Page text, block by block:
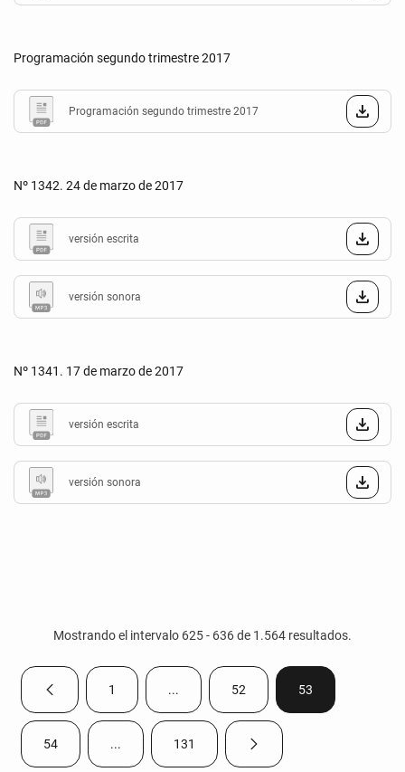
Programación segundo trimestre 2017
Programación segundo trimestre 2017
Nº 1342. 24 de marzo de 2017
versión escrita
versión sonora
Nº 1341. 17 de marzo de 2017
versión escrita
versión sonora
Mostrando el intervalo 625 - 636 de 1.564 resultados.
Página anteriorPágina
1 ...Páginas intermedias Use TAB para
Página
52 Página
53
Página
54 ...Páginas intermedias Use TAB para desplazarse.
Página
131 Página siguiente